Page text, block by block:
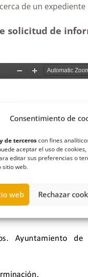
Consentimiento de
de terceroscon fines
aceptar el uso de
editar sus preferencias o
sitio web.
web Rechazar
acerca de un
de